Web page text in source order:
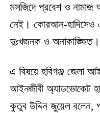
মসজিদে প্রবেশ ও নামাজ
নেই। কোরআন-হাদিসেও
দুঃখজনক ও
এ বিষয়ে হবিগঞ্জ জেলা
আইনজীবী অ্যাডভোকেট
কুতুব উদ্দিন জুয়েল বলেন,